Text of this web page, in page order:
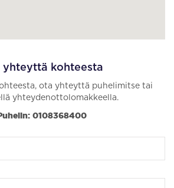
yhteyttä kohteesta
ota yhteyttä puhelimitse tai
yhteydenottolomakkeella.
0108368400